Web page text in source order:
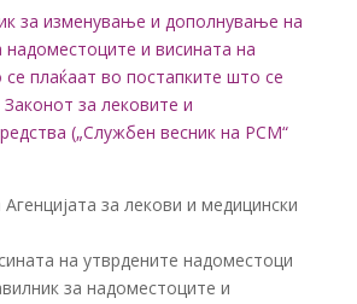
за изменување и дополнување на
надоместоците и висината на
плаќаат во постапките што се
за лековите и
(„Службен весник на РСМ“
за лекови и медицински
на утврдените надоместоци
за надоместоците и